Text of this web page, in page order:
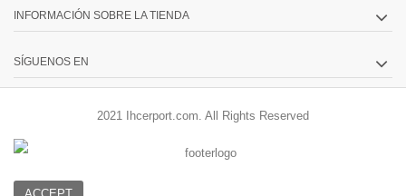
INFORMACIÓN SOBRE LA TIENDA
SÍGUENOS EN
2021 Ihcerport.com. All Rights Reserved